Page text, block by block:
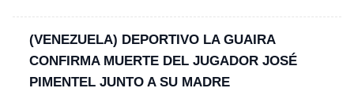
(VENEZUELA) DEPORTIVO LA GUAIRA
CONFIRMA MUERTE DEL JUGADOR JOSÉ
PIMENTEL JUNTO A SU MADRE